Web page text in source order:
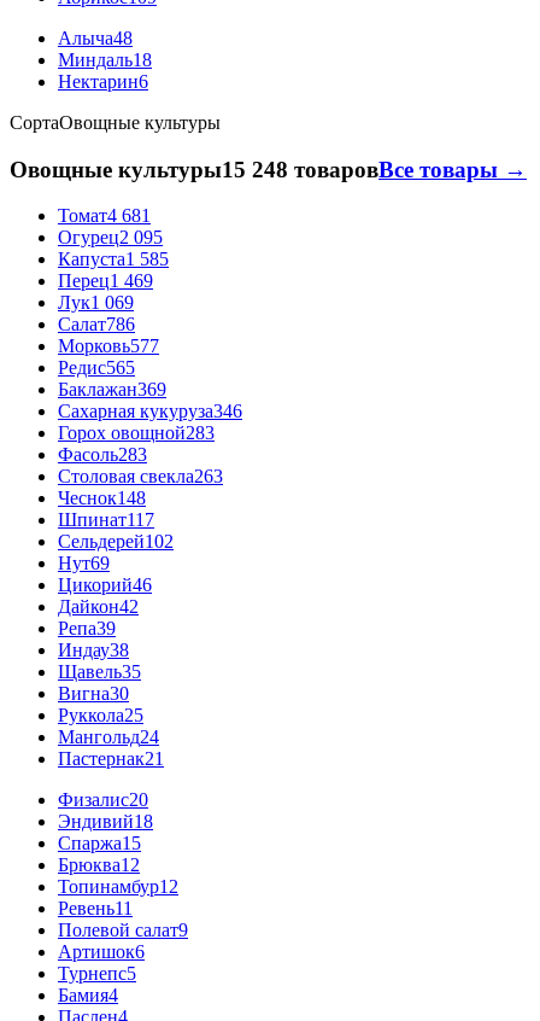
Алыча48
Миндаль18
Нектарин6
СортаОвощные культуры
Овощные культуры15 248 товаровВсе товары →
Томат4 681
Огурец2 095
Капуста1 585
Перец1 469
Лук1 069
Салат786
Морковь577
Редис565
Баклажан369
Сахарная кукуруза346
Горох овощной283
Фасоль283
Столовая свекла263
Чеснок148
Шпинат117
Сельдерей102
Нут69
Цикорий46
Дайкон42
Репа39
Индау38
Щавель35
Вигна30
Руккола25
Мангольд24
Пастернак21
Физалис20
Эндивий18
Спаржа15
Брюква12
Топинамбур12
Ревень11
Полевой салат9
Артишок6
Турнепс5
Бамия4